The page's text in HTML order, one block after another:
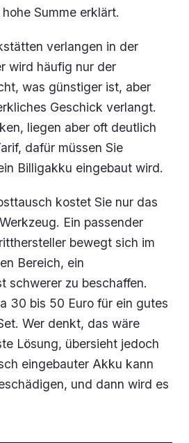
Summe erklärt.
verlangen in der
wird häufig nur der
was günstiger ist, aber
Geschick verlangt.
liegen aber oft deutlich
dafür müssen Sie
Billigakku eingebaut wird.
kostet Sie nur das
Ein passender
bewegt sich im
Bereich, ein
schwerer zu beschaffen.
30 bis 50 Euro für ein gutes
Wer denkt, das wäre
Lösung, übersieht jedoch
eingebauter Akku kann
und dann wird es